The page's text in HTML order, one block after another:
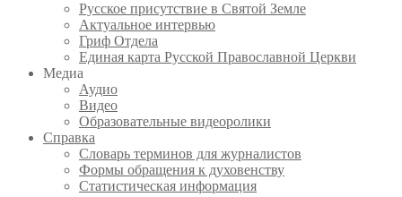
Русское присутствие в Святой Земле
Актуальное интервью
Гриф Отдела
Единая карта Русской Православной Церкви
Медиа
Аудио
Видео
Образовательные видеоролики
Справка
Словарь терминов для журналистов
Формы обращения к духовенству
Статистическая информация